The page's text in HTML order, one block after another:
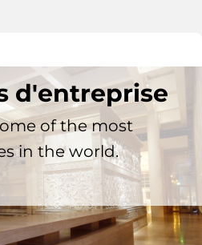
d'entreprise
of the most
in the world.